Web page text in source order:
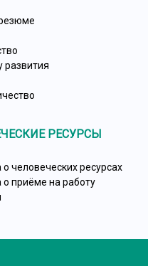
развития
РЕСУРСЫ
о человеческих ресурсах
о приёме на работу